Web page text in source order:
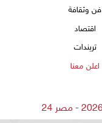
فن وثقافة
اقتصاد
تريندات
اعلن معنا